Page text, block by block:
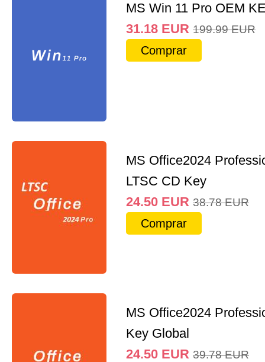
MS Win 11 Pro OEM
31.18 EUR 199.99 EUR
Comprar
MS Office2024
LTSC CD Key
24.50 EUR 38.78 EUR
Comprar
MS Office2024
Key Global
24.50 EUR 39.78 EUR